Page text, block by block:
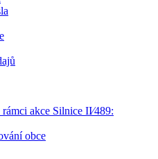
akce Silnice II⁄489:
obce